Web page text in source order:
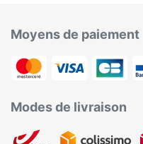
Moyens de paiement
Modes de livraison